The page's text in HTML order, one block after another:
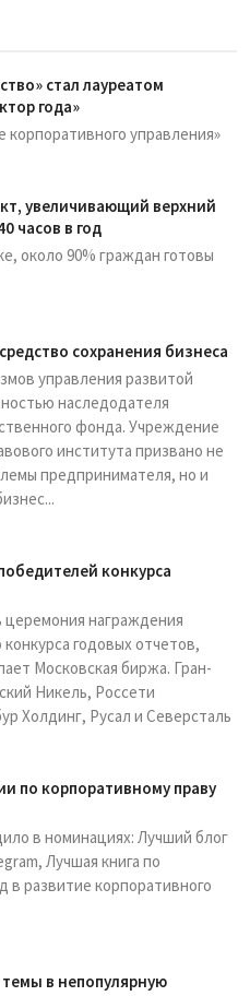
стал лауреатом
года»
управления»
увеличивающий верхний
часов в год
около 90% граждан готовы
сохранения бизнеса
управления развитой
наследодателя
фонда. Учреждение
института призвано не
предпринимателя, но и
конкурса
церемония награждения
годовых отчетов,
Московская биржа. Гран-
Никель, Россети
Холдинг, Русал и Северсталь
по корпоративному праву
в номинациях: Лучший блог
Лучшая книга по
в развитие корпоративного
темы в непопулярную